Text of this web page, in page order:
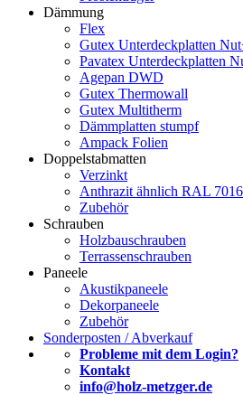
Dämmung
Flex
Gutex Unterdeckplatten
Pavatex Unterdeckplatten
Agepan DWD
Gutex Thermowall
Gutex Multitherm
Dämmplatten stumpf
Ampack Folien
Doppelstabmatten
Verzinkt
Anthrazit ähnlich RAL 7016
Zubehör
Schrauben
Holzbauschrauben
Terrassenschrauben
Paneele
Akustikpaneele
Dekorpaneele
Zubehör
Sonderposten / Abverkauf
Probleme mit dem Login?
Kontakt
info@holz-metzger.de